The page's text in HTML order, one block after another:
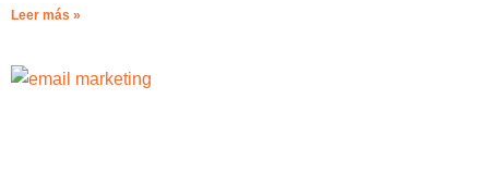
Leer más »